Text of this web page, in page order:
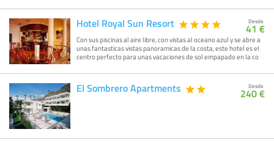
Hotel Royal Sun Resort
Con sus piscinas al aire libre, con vistas al oceano azul y se abre a
unas fantasticas vistas panoramicas de la costa, este hotel es el
centro perfecto para unas vacaciones de sol empapado en la co
Desde
41 €
El Sombrero Apartments Desde
240 €